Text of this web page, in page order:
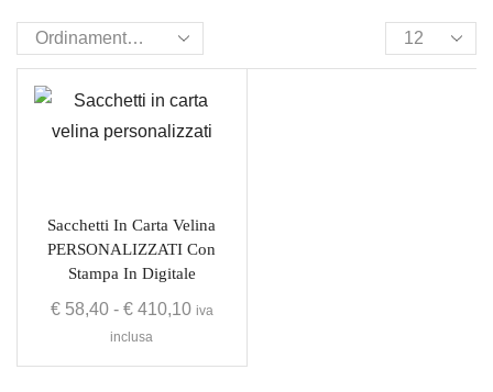
Sacchetti In Carta Velina
PERSONALIZZATI Con
Stampa In Digitale
€58,40 - €410,10 iva
inclusa